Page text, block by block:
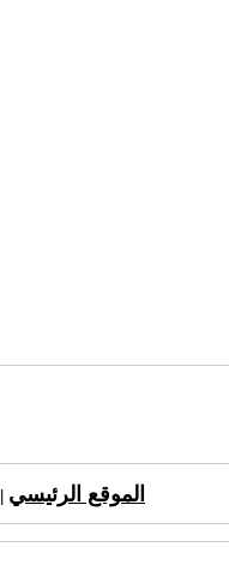
الموقع الرئيسي